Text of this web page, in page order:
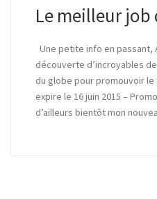
Le meilleur job
Une petite info en passant,
découverte d’incroyables
du globe pour promouvoir le
expire le 16 juin 2015 –
d’ailleurs bientôt mon